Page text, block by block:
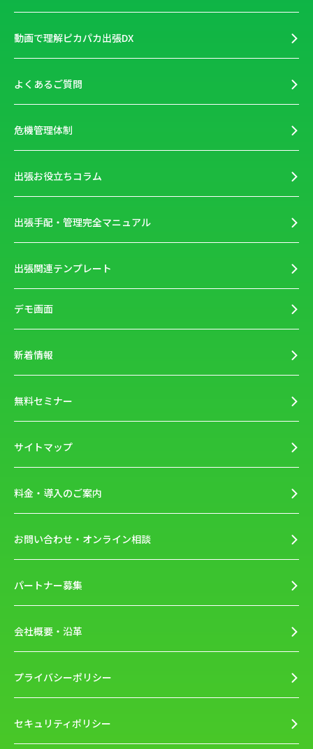
動画で理解ピカパカ出張DX
よくあるご質問
危機管理体制
出張お役立ちコラム
出張手配・管理完全マニュアル
出張関連テンプレート
デモ画面
新着情報
無料セミナー
サイトマップ
料金・導入のご案内
お問い合わせ・オンライン相談
パートナー募集
会社概要・沿革
プライバシーポリシー
セキュリティポリシー